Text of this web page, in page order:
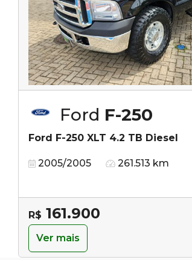
Ford F-250
Ford F-250 XLT 4.2 TB Diesel
2005/2005 261.513 km
R$ 161.900
Ver mais